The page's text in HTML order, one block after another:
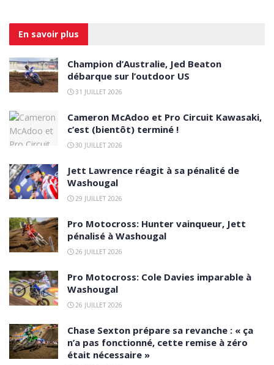
En savoir plus
Champion d’Australie, Jed Beaton
débarque sur l’outdoor US
31 JUILLET 2026
Cameron McAdoo et Pro Circuit Kawasaki,
c’est (bientôt) terminé !
30 JUILLET 2026
Jett Lawrence réagit à sa pénalité de
Washougal
29 JUILLET 2026
Pro Motocross: Hunter vainqueur, Jett
pénalisé à Washougal
26 JUILLET 2026
Pro Motocross: Cole Davies imparable à
Washougal
26 JUILLET 2026
Chase Sexton prépare sa revanche : « ça
n’a pas fonctionné, cette remise à zéro
était nécessaire »